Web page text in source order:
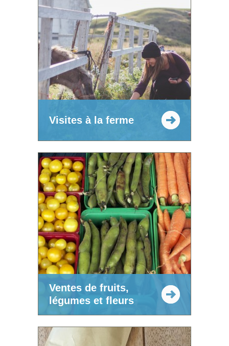
Visites à la ferme
Ventes de fruits,
légumes et fleurs